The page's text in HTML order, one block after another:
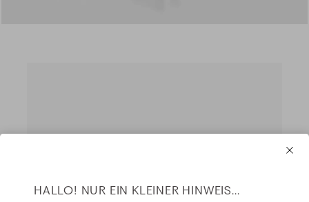
HALLO! NUR EIN KLEINER HINWEIS...